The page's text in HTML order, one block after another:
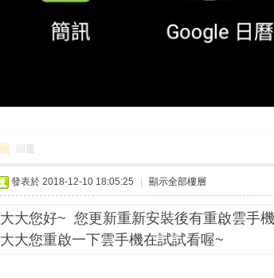
回覆
發表於 2018-12-10 18:05:25 顯示全部樓層
大大您好~ 您更新重新安裝後有重啟雲手
大大您重啟一下雲手機在試試看喔~